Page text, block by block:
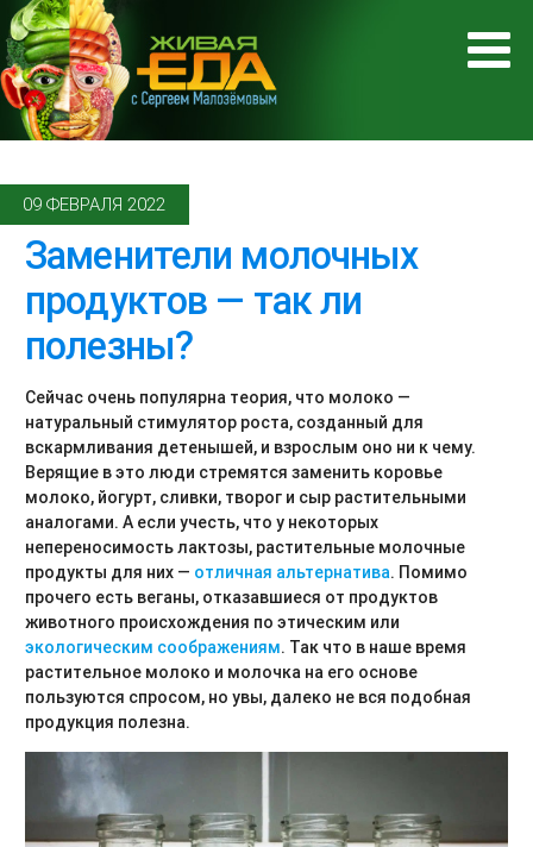
09 ФЕВРАЛЯ 2022
Заменители молочных
продуктов — так ли
полезны?
Сейчас очень популярна теория, что молоко —
натуральный стимулятор роста, созданный для
вскармливания детенышей, и взрослым оно ни к чему.
Верящие в это люди стремятся заменить коровье
молоко, йогурт, сливки, творог и сыр растительными
аналогами. А если учесть, что у некоторых
непереносимость лактозы, растительные молочные
продукты для них — отличная альтернатива. Помимо
прочего есть веганы, отказавшиеся от продуктов
животного происхождения по этическим или
экологическим соображениям. Так что в наше время
растительное молоко и молочка на его основе
пользуются спросом, но увы, далеко не вся подобная
продукция полезна.